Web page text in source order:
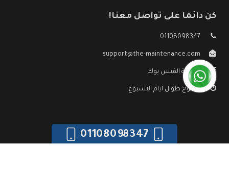
كن دائما على تواصل معنا!
01108098347
support@the-maintenance.com
صفحة الفيس بوك
مفتوح طوال ايام الأسبوع
01108098347